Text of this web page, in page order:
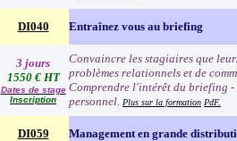
DI040 Entraînez vous au briefing
3 jours
1550 € HT
Dates de stage
Inscription
Convaincre les stagiaires que
problèmes relationnels et de
Comprendre l'intérêt du briefing -
personnel. Plus sur la formation PdF.
DI059 Management en grande